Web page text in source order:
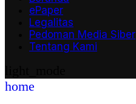
ePaper
Legalitas
Pedoman Media Siber
Tentang Kami
home